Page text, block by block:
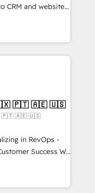
💻 -
CRM and websites.
in-hand with your
build a better
Mkt4edu 🇧🇷 🇲🇽 🇵🇹 🇦🇪 🇺🇸
🇵🇹 🇦🇪 🇺🇸
in RevOps -
Success We
marketing, sales,
utilizing RevOps